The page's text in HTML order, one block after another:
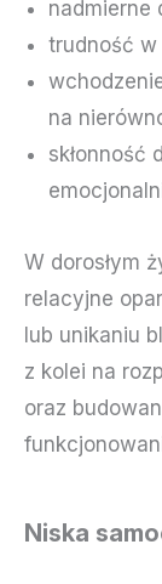
nadmierne
trudność
na
skłonność
W dorosłym
relacyjne
lub unikaniu
z kolei na
oraz
Niska